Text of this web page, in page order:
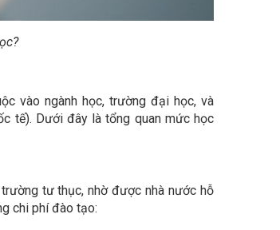
vào ngành học, trường đại học, và
tế). Dưới đây là tổng quan mức học
tư thục, nhờ được nhà nước hỗ
chi phí đào tạo: